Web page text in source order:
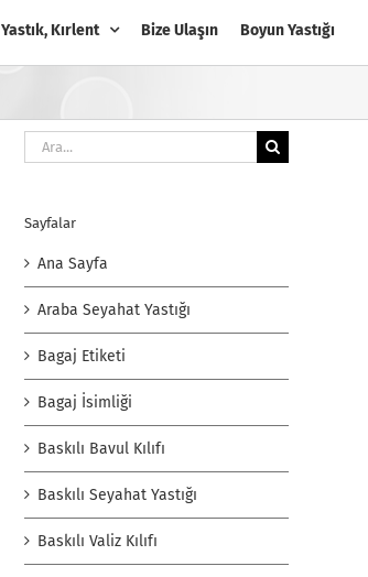
Yastık, Kırlent Bize Ulaşın Boyun Yastığı
Ara:
Sayfalar
Ana Sayfa
Araba Seyahat Yastığı
Bagaj Etiketi
Bagaj İsimliği
Baskılı Bavul Kılıfı
Baskılı Seyahat Yastığı
Baskılı Valiz Kılıfı